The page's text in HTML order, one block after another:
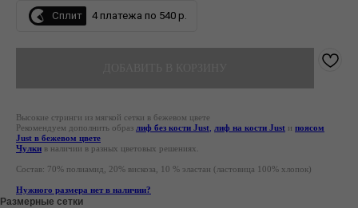
Сплит 4 платежа по 540 р.
Высокие стринги из мягкой сетки в бежевом цвете
Рекомендуем дополнить образ лиф без кости Just лиф на кости Just и поясом
Just в бежевом цвете
Чулки в наличии в разных цветовых решениях.
Состав: 70% полиамид, 20% вискоза, 10 % эластан (ластовица 100% хлопок)
Нужного размера нет в наличии?
Размерные сетки